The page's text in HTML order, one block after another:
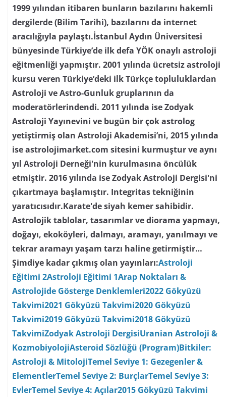
1999 yılından itibaren bunların bazılarını hakemli
dergilerde (Bilim Tarihi), bazılarını da internet
aracılığıyla paylaştı.İstanbul Aydın Üniversitesi
bünyesinde Türkiye’de ilk defa YÖK onaylı astroloji
eğitmenliği yapmıştır. 2001 yılında ücretsiz astroloji
kursu veren Türkiye’deki ilk Türkçe topluluklardan
Astroloji ve Astro-Gunluk gruplarının da
moderatörlerindendi. 2011 yılında ise Zodyak
Astroloji Yayınevini ve bugün bir çok astrolog
yetiştirmiş olan Astroloji Akademisi’ni, 2015 yılında
ise astrolojimarket.com sitesini kurmuştur ve aynı
yıl Astroloji Derneği'nin kurulmasına öncülük
etmiştir. 2016 yılında ise Zodyak Astroloji Dergisi'ni
çıkartmaya başlamıştır. Integritas tekniğinin
yaratıcısıdır.Karate'de siyah kemer sahibidir.
Astrolojik tablolar, tasarımlar ve diorama yapmayı,
doğayı, ekoköyleri, dalmayı, aramayı, yanılmayı ve
tekrar aramayı yaşam tarzı haline getirmiştir…
Şimdiye kadar çıkmış olan yayınları:Astroloji
Eğitimi 2Astroloji Eğitimi 1Arap Noktaları &
Astrolojide Gösterge Denklemleri2022 Gökyüzü
Takvimi2021 Gökyüzü Takvimi2020 Gökyüzü
Takvimi2019 Gökyüzü Takvimi2018 Gökyüzü
TakvimiZodyak Astroloji DergisiUranian Astroloji &
KozmobiyolojiAsteroid Sözlüğü (Program)Bitkiler:
Astroloji & MitolojiTemel Seviye 1: Gezegenler &
ElementlerTemel Seviye 2: BurçlarTemel Seviye 3:
EvlerTemel Seviye 4: Açılar2015 Gökyüzü Takvimi